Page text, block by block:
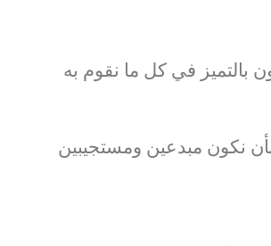
بالتميز في كل ما نقوم به
نكون مبدعين ومستجيبين